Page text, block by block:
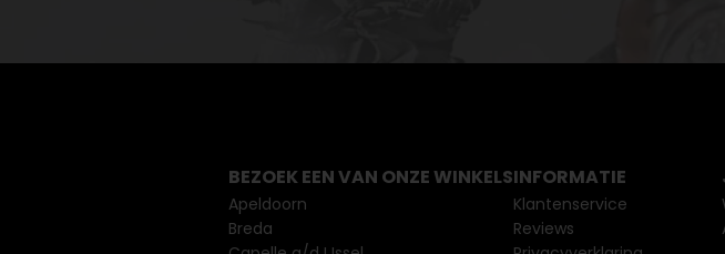
BEZOEK EEN VAN ONZE WINKELS
Apeldoorn
Breda
INFORMATIE
Klantenservice
Reviews